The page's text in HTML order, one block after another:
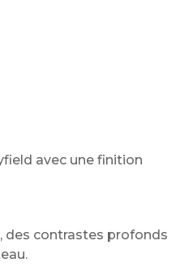
avec une finition
des contrastes profonds